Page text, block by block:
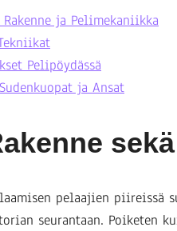
ja Pelimekaniikka
Pelipöydässä
ja Ansat
pelaajien
seurantaan. Poiketen